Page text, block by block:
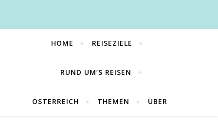
HOME REISEZIELE
RUND UM’S REISEN
ÖSTERREICH THEMEN ÜBER